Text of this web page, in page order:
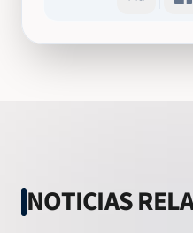
NOTICIAS